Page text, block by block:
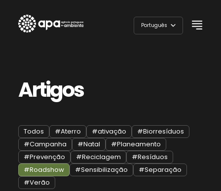
content
Português
Artigos
Todos #Aterro #ativação
#Biorresíduos
#Campanha
#Natal
#Planeamento
#Prevenção
#Reciclagem
#Resíduos
#Roadshow
#Sensibilização
#Separação
#Verão